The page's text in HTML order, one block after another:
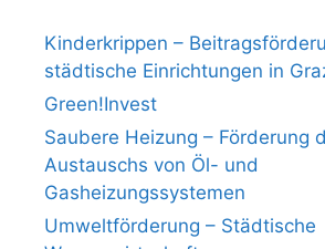
Kinderkrippen –
städtische Einrichtungen in
Green!Invest
Saubere Heizung – Förderung
Austauschs von Öl- und
Gasheizungssystemen
Umweltförderung – Städtische